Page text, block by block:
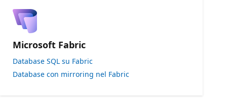
Microsoft Fabric
Database SQL su Fabric
Database con mirroring nel Fabric